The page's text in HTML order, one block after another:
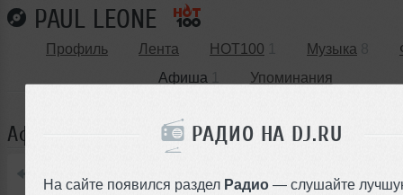
РАДИО НА DJ.RU
На сайте появился раздел Радио — слушайте
PAUL LEONE
Профиль Лента HOT100 Музыка
Афиша
Упоминания
Афиша выступлений Paul Leone
Что будет